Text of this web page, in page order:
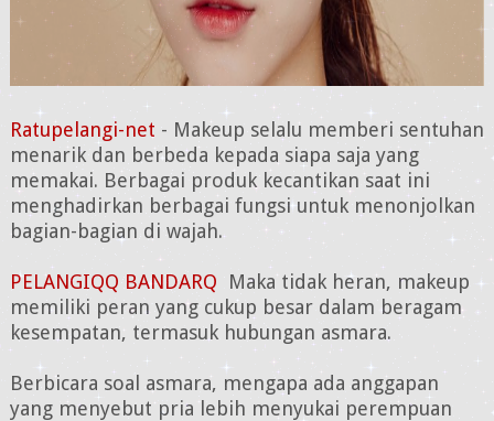
Ratupelangi-net - Makeup selalu memberi sentuhan
menarik dan berbeda kepada siapa saja yang
memakai. Berbagai produk kecantikan saat ini
menghadirkan berbagai fungsi untuk menonjolkan
bagian-bagian di wajah.
PELANGIQQ BANDARQ Maka tidak heran, makeup
memiliki peran yang cukup besar dalam beragam
kesempatan, termasuk hubungan asmara.
Berbicara soal asmara, mengapa ada anggapan
yang menyebut pria lebih menyukai perempuan